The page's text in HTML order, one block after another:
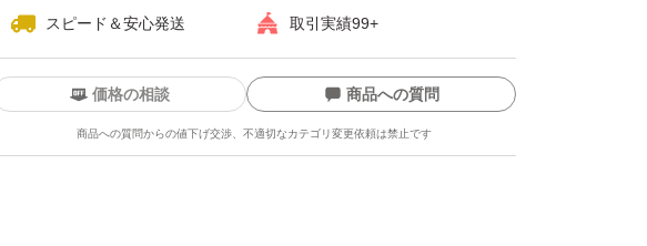
#カミソリ
スピード＆安心発送 取引実績99+
価格の相談 商品への質問
商品への質問からの値下げ交渉、不適切なカテゴリ変更依頼は禁止です